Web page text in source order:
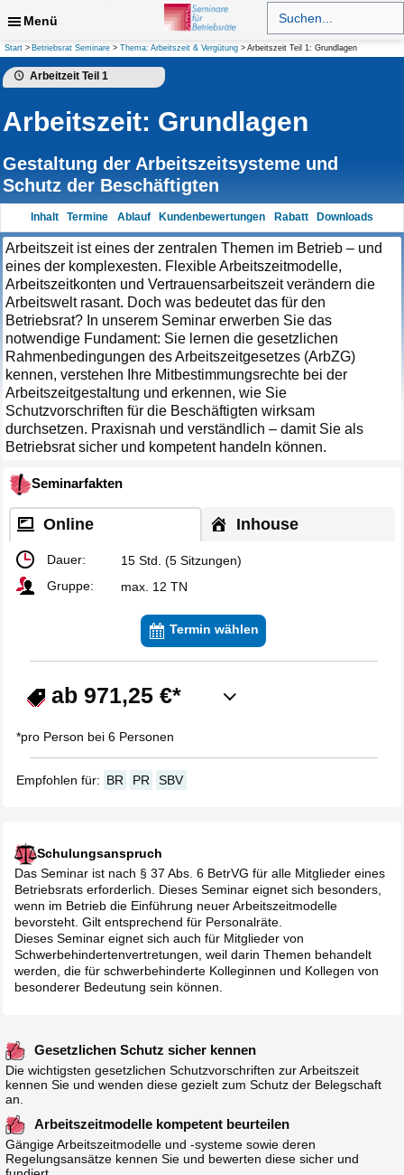
InhaltMenü
Search
for:
Suchen
Start Betriebsrat Seminare Thema: Arbeitszeit & Vergütung Arbeitszeit Teil 1: Grundlagen
Arbeitzeit Teil 1
Arbeitszeit: Grundlagen
Gestaltung der Arbeitszeitsysteme und
Schutz der Beschäftigten
Inhalt Termine Ablauf Kundenbewertungen Rabatt Downloads
Arbeitszeit ist eines der zentralen Themen im Betrieb – und
eines der komplexesten. Flexible Arbeitszeitmodelle,
Arbeitszeitkonten und Vertrauensarbeitszeit verändern die
Arbeitswelt rasant. Doch was bedeutet das für den
Betriebsrat? In unserem Seminar erwerben Sie das
notwendige Fundament: Sie lernen die gesetzlichen
Rahmenbedingungen des Arbeitszeitgesetzes (ArbZG)
kennen, verstehen Ihre Mitbestimmungsrechte bei der
Arbeitszeitgestaltung und erkennen, wie Sie
Schutzvorschriften für die Beschäftigten wirksam
durchsetzen. Praxisnah und verständlich – damit Sie als
Betriebsrat sicher und kompetent handeln können.
Seminarfakten
Online Inhouse
Dauer:
15 Std. (5 Sitzungen)
Gruppe:
max. 12 TN
Termin wählen
ab 971,25 €*
*pro Person bei 6 Personen
Empfohlen für: BR PR SBV
Schulungsanspruch
Das Seminar ist nach § 37 Abs. 6 BetrVG für alle Mitglieder eines
Betriebsrats erforderlich. Dieses Seminar eignet sich besonders,
wenn im Betrieb die Einführung neuer Arbeitszeitmodelle
bevorsteht. Gilt entsprechend für Personalräte.
Dieses Seminar eignet sich auch für Mitglieder von
Schwerbehindertenvertretungen, weil darin Themen behandelt
werden, die für schwerbehinderte Kolleginnen und Kollegen von
besonderer Bedeutung sein können.
Gesetzlichen Schutz sicher kennen
Die wichtigsten gesetzlichen Schutzvorschriften zur Arbeitszeit
kennen Sie und wenden diese gezielt zum Schutz der Belegschaft
an.
Arbeitszeitmodelle kompetent beurteilen
Gängige Arbeitszeitmodelle und -systeme sowie deren
Regelungsansätze kennen Sie und bewerten diese sicher und